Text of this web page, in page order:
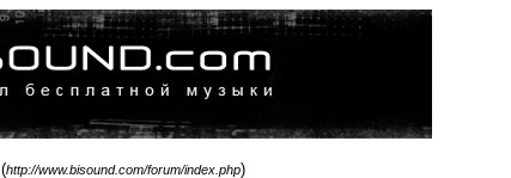
(http://www.bisound.com/forum/index.php)